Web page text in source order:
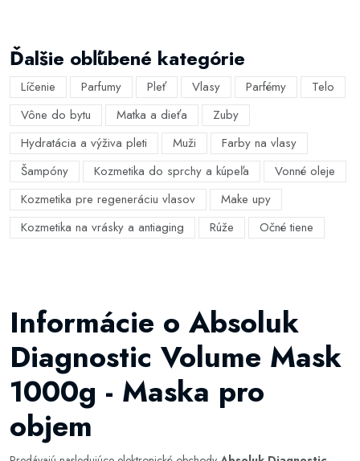
Ďalšie obľúbené kategórie
Líčenie Parfumy Pleť Vlasy Parfémy
Telo
Vône do bytu
Matka a dieťa
Zuby
Hydratácia a výživa pleti
Muži
Farby na vlasy
Šampóny
Kozmetika do sprchy a kúpeľa
Vonné oleje
Kozmetika pre regeneráciu vlasov
Make upy
Kozmetika na vrásky a antiaging
Rúže Očné tiene
Informácie o Absoluk
Diagnostic Volume Mask
1000g - Maska pro
objem